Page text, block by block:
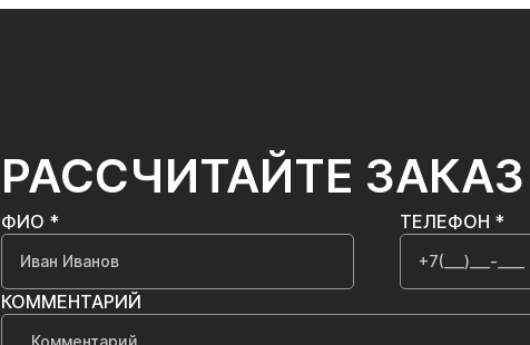
РАССЧИТАЙТЕ ЗАКАЗ
ФИО * ТЕЛЕФОН *
КОММЕНТАРИЙ